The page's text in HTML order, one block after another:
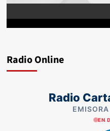
Radio Online
Radio
EN